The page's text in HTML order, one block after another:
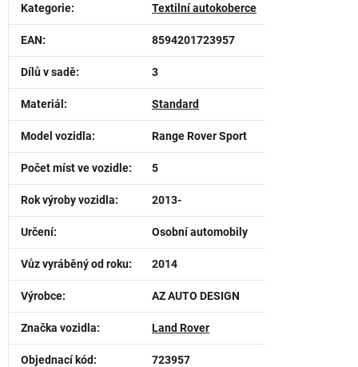
Kategorie: Textilní autokoberce
EAN: 8594201723957
Dílů v sadě: 3
Materiál : Standard
Model vozidla: Range Rover Sport
Počet míst ve vozidle: 5
Rok výroby vozidla: 2013-
Určení: Osobní automobily
Vůz vyráběný od roku: 2014
Výrobce: AZ AUTO DESIGN
Značka vozidla: Land Rover
Objednací kód: 723957